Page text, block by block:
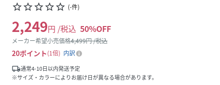
star_borderstar_borderstar_borderstar_borderstar_border (-件)
2,249円 /税込 50%OFF
メーカー希望小売価格4,499円 /税込
20ポイント 1倍
内訳
local_shipping通常4-10日以内発送予定
※サイズ・カラーによりお届け日が異なる場合があります。